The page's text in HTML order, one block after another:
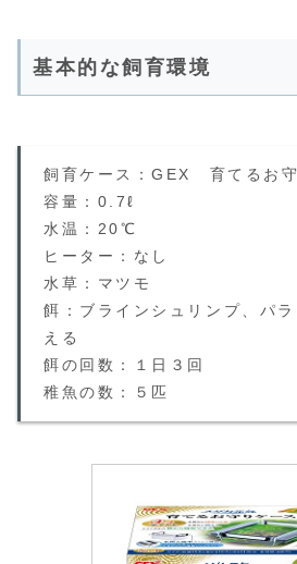
基本的な飼育環境
飼育ケース：GEX 育てるお守
容量：0.7ℓ
水温：20℃
ヒーター：なし
水草：マツモ
餌：ブラインシュリンプ、パ
える
餌の回数：１日３回
稚魚の数：５匹